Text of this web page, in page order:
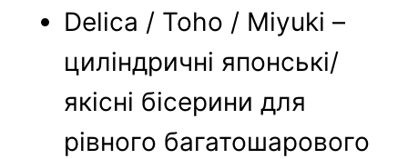
Delica / Toho / Miyuki –
циліндричні японські/
якісні бісерини для
рівного багатошарового